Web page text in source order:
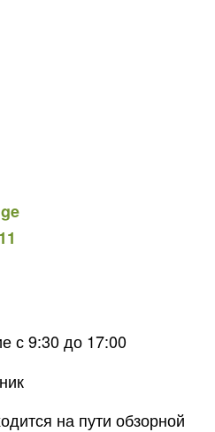
с 9:30 до 17:00
на пути обзорной